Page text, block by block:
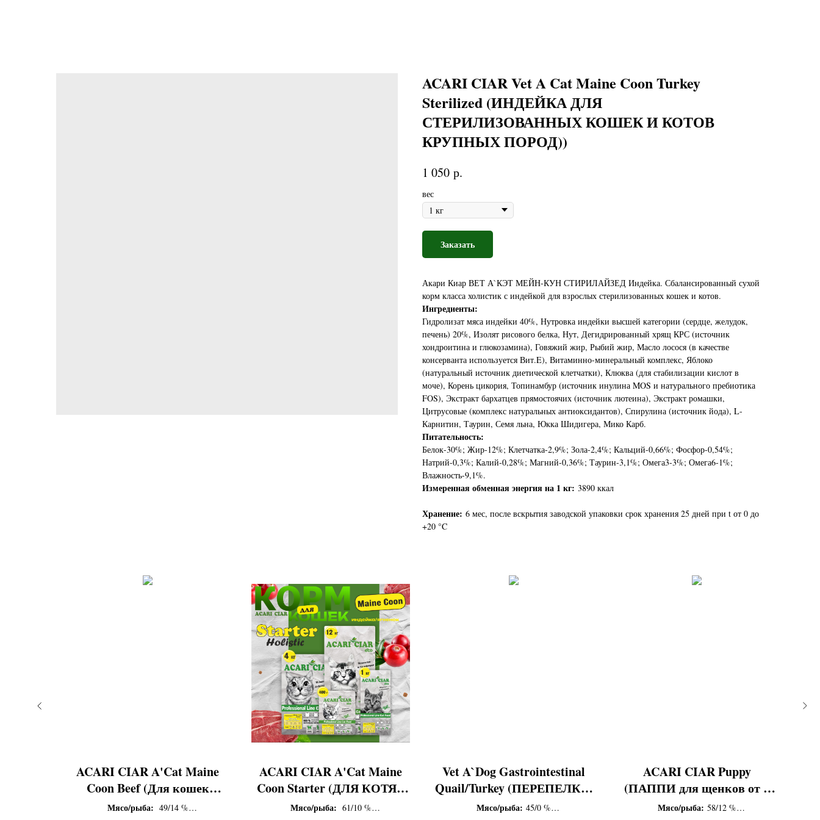
ACARI CIAR Vet A Cat Maine Coon Turkey
Sterilized (ИНДЕЙКА ДЛЯ
СТЕРИЛИЗОВАННЫХ КОШЕК И КОТОВ
КРУПНЫХ ПОРОД))
1 050 р.
вес
Заказать
Акари Киар ВЕТ А`КЭТ МЕЙН-КУН СТИРИЛАЙЗЕД Индейка. Сбалансированный сухой
корм класса холистик с индейкой для взрослых стерилизованных кошек и котов.
Ингредиенты:
Гидролизат мяса индейки 40%, Нутровка индейки высшей категории (сердце, желудок,
печень) 20%, Изолят рисового белка, Нут, Дегидрированный хрящ КРС (источник
хондроитина и глюкозамина), Говяжий жир, Рыбий жир, Масло лосося (в качестве
консерванта используется Вит.E), Витаминно-минеральный комплекс, Яблоко
(натуральный источник диетической клетчатки), Клюква (для стабилизации кислот в
моче), Корень цикория, Топинамбур (источник инулина MOS и натурального пребиотика
FOS), Экстракт бархатцев прямостоячих (источник лютеина), Экстракт ромашки,
Цитрусовые (комплекс натуральных антиоксидантов), Спирулина (источник йода), L-
Карнитин, Таурин, Семя льна, Юкка Шидигера, Мико Карб.
Питательность:
Белок-30%; Жир-12%; Клетчатка-2,9%; Зола-2,4%; Кальций-0,66%; Фосфор-0,54%;
Натрий-0,3%; Калий-0,28%; Магний-0,36%; Таурин-3,1%; Омега3-3%; Омега6-1%;
Влажность-9,1%.
Измеренная обменная энергия на 1 кг: 3890 ккал
Хранение: 6 мес, после вскрытия заводской упаковки срок хранения 25 дней при t от 0 до
+20 °C
ACARI CIAR A'Cat Maine
Coon Beef (Для кошек
крупных пород с
Мясо/рыба: 49/14 %
ACARI CIAR A'Cat Maine
Coon Starter (ДЛЯ КОТЯТ
КРУПНЫХ ПОРОД,
Мясо/рыба: 61/10 %
Vet A`Dog Gastrointestinal
Quail/Turkey (ПЕРЕПЕЛКА/
ИНДЕЙКА ГАСТРО)
Мясо/рыба: 45/0 %
ACARI CIAR Puppy
(ПАППИ для щенков от 2
до 6 мес)
Мясо/рыба: 58/12 %